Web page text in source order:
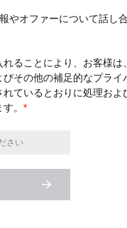
やオファーについて話し
ることにより、お客様
びその他の補足的なプラ
ているとおりに処理お
。 *
さい